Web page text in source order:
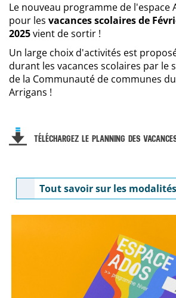
Le nouveau programme de l'espace
pour les vacances scolaires de
2025vient de sortir !
Un large choix d'activités est
durant les vacances scolaires par le
de la Communauté de communes
Arrigans !
TÉLÉCHARGEZ LE PLANNING DES
Tout savoir sur les